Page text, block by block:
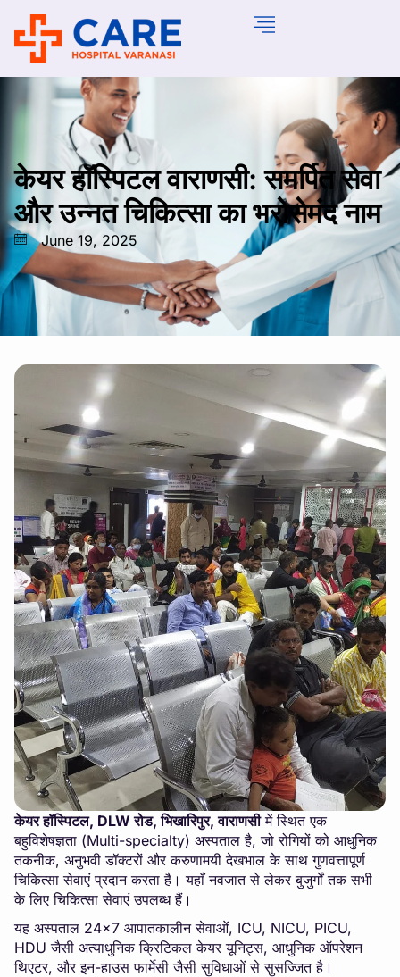
केयर हॉस्पिटल वाराणसी: समर्पित सेवा
और उन्नत चिकित्सा का भरोसेमंद नाम
June 19, 2025
केयर हॉस्पिटल, DLW रोड, भिखारिपुर, वाराणसीमें स्थित एक
बहुविशेषज्ञता (Multi-specialty) अस्पताल है, जो रोगियों को आधुनिक
तकनीक, अनुभवी डॉक्टरों और करुणामयी देखभाल के साथ गुणवत्तापूर्ण
चिकित्सा सेवाएं प्रदान करता है। यहाँ नवजात से लेकर बुजुर्गों तक सभी
के लिए चिकित्सा सेवाएं उपलब्ध हैं।
यह अस्पताल 24×7 आपातकालीन सेवाओं, ICU, NICU, PICU,
HDU जैसी अत्याधुनिक क्रिटिकल केयर यूनिट्स, आधुनिक ऑपरेशन
थिएटर, और इन-हाउस फार्मेसी जैसी सुविधाओं से सुसज्जित है।